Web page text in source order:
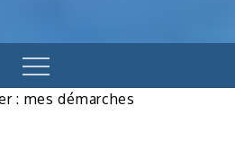
Menu
: mes démarches